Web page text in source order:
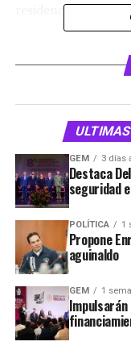
residencia en el
OficialÃ­a 1
#91, colonia El
OficialÃ­a 2 en
colonia Lomas de la
Tel: 53-70-00-63.
OficialÃ­a 4,
Hogar del Gozo s/
58-20-69-03.
RELATED TOPICS:
ULTIMAS
GEM 3 días
Destaca
seguridad
POLÍTICA 1
Propone
aguinaldo
GEM 1
Impulsarán